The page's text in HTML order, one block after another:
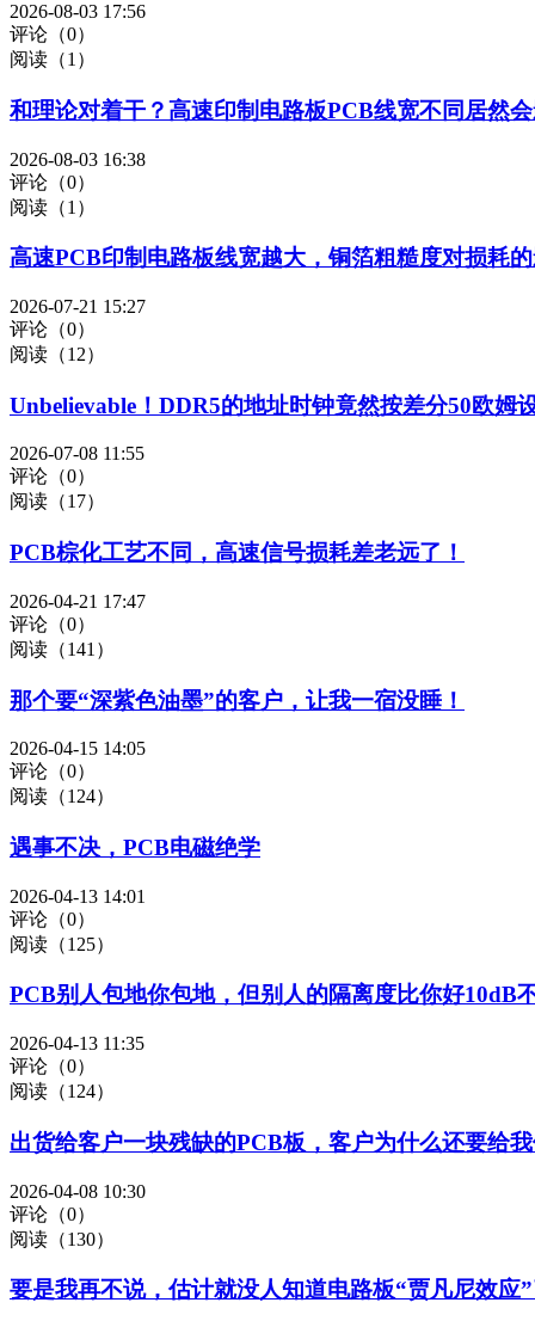
2026-08-03 17:56
评论（0）
阅读（1）
和理论对着干？高速印制电路板PCB线宽不同居然
2026-08-03 16:38
评论（0）
阅读（1）
高速PCB印制电路板线宽越大，铜箔粗糙度对损耗
2026-07-21 15:27
评论（0）
阅读（12）
Unbelievable！DDR5的地址时钟竟然按差分50欧姆
2026-07-08 11:55
评论（0）
阅读（17）
PCB棕化工艺不同，高速信号损耗差老远了！
2026-04-21 17:47
评论（0）
阅读（141）
那个要“深紫色油墨”的客户，让我一宿没睡！
2026-04-15 14:05
评论（0）
阅读（124）
遇事不决，PCB电磁绝学
2026-04-13 14:01
评论（0）
阅读（125）
PCB别人包地你包地，但别人的隔离度比你好10dB
2026-04-13 11:35
评论（0）
阅读（124）
出货给客户一块残缺的PCB板，客户为什么还要给
2026-04-08 10:30
评论（0）
阅读（130）
要是我再不说，估计就没人知道电路板“贾凡尼效应”